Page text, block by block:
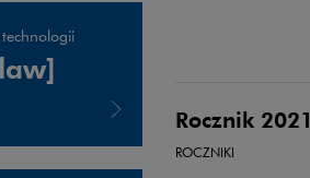
otwarty w nowym oknie
Rocznik 2021
ROCZNIKI